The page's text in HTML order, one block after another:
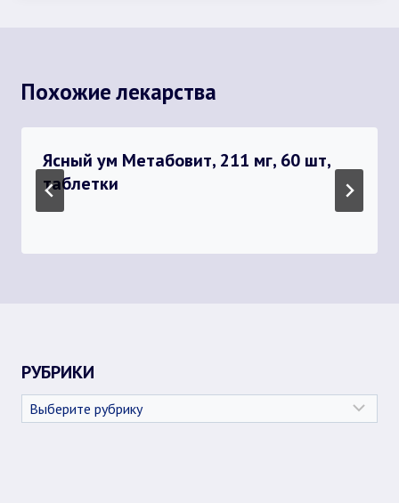
Похожие лекарства
Ясный ум Метабовит, 211 мг, 60 шт,
таблетки
РУБРИКИ
Рубрики